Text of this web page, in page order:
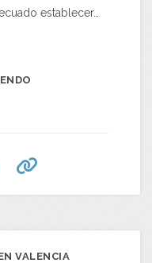
establecer…
VALENCIA